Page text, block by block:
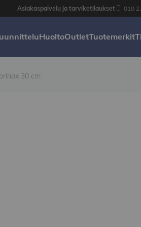
Asiakaspalvelu ja tarviketilaukset 010
HuoltoOutletTuotemerkit
30 cm